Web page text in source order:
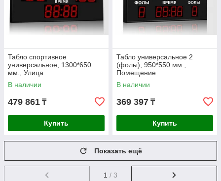
Табло спортивное
универсальное, 1300*650
мм., Улица
В наличии
479 861 ₸
Купить
Табло универсальное 2
(фолы), 950*550 мм.,
Помещение
В наличии
369 397 ₸
Купить
Показать ещё
1 / 3